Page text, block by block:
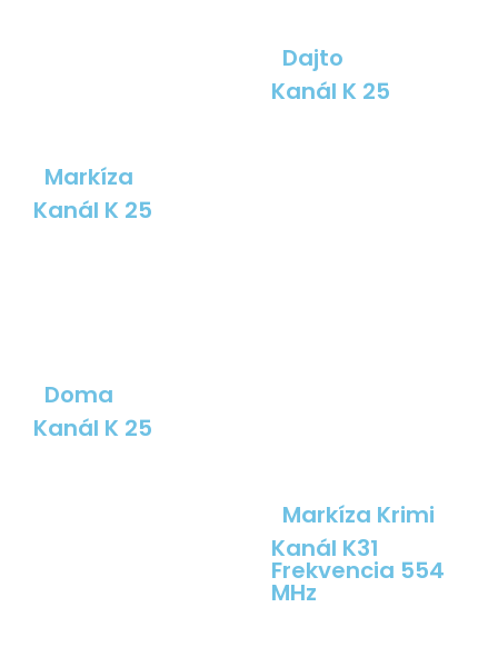
Markíza
Kanál K 25
Dajto
Kanál K 25
Doma
Kanál K 25
Markíza Krimi
Kanál K31
Frekvencia 554
MHz